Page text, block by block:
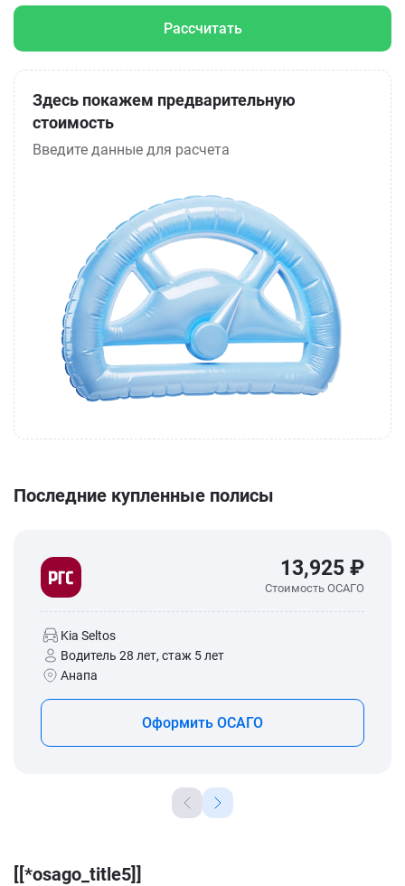
Рассчитать
Здесь покажем предварительную
стоимость
Введите данные для расчета
Последние купленные полисы
13,925 ₽
Стоимость ОСАГО
Kia Seltos
Водитель 28 лет, стаж 5 лет
Анапа
Оформить ОСАГО
[[*osago_title5]]